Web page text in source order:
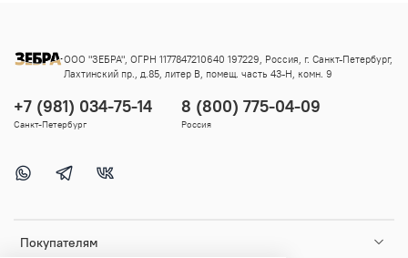
Покупателям
+7 (981) 034-75-14
Санкт-Петербург
8 (800) 775-04-09
Россия
ООО "ЗЕБРА", ОГРН 1177847210640 197229, Россия, г. Санкт-Петербург,
Лахтинский пр., д.85, литер В, помещ. часть 43-Н, комн. 9